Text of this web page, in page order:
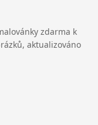
zdarma k
aktualizováno